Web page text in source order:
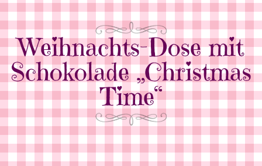
Weihnachts-Dose mit
Schokolade „Christmas
Time“